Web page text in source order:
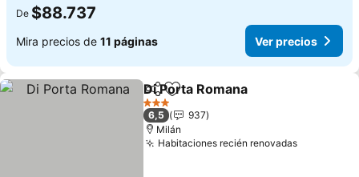
De $88.737
Mira precios de 11 páginas Ver precios
CompartirAgregar a favoritos
Di Porta Romana
3 Estrellas
6,5
937
Milán
Habitaciones recién renovadasVer